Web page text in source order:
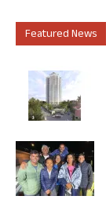
Featured News